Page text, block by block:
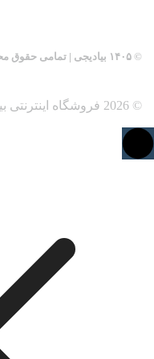
© ۱۴۰۵ بیادیجی | تمامی حقوق محفوظ است.
© 2026 فروشگاه اینترنتی بیادیجی — تمامی حقوق محفوظ است.